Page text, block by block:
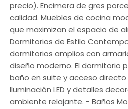
precio). Encimera de gres
calidad. Muebles de cocina
que maximizan el espacio de
Dormitorios de Estilo
dormitorios amplios con
diseño moderno. El dormitorio
baño en suite y acceso
Iluminación LED y detalles
ambiente relajante. - Baños